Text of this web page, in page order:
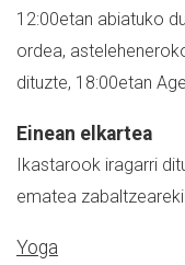
12:00etan abiatuko
ordea,
dituzte, 18:00etan
Einean elkartea
Ikastarook iragarri
ematea
Yoga